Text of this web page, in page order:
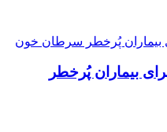
بیماران پُرخطر